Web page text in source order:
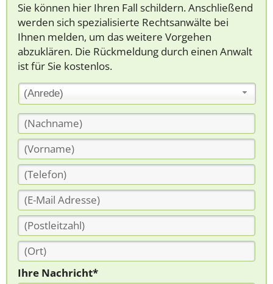
Sie können hier Ihren Fall schildern. Anschließend
werden sich spezialisierte Rechtsanwälte bei
Ihnen melden, um das weitere Vorgehen
abzuklären. Die Rückmeldung durch einen Anwalt
ist für Sie kostenlos.
(Anrede)
Ihre Nachricht*